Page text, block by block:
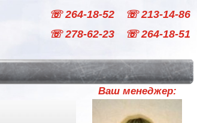
☏ 264-18-52
☏ 213-14-86
☏ 278-62-23
☏ 264-18-51
Ваш менеджер: